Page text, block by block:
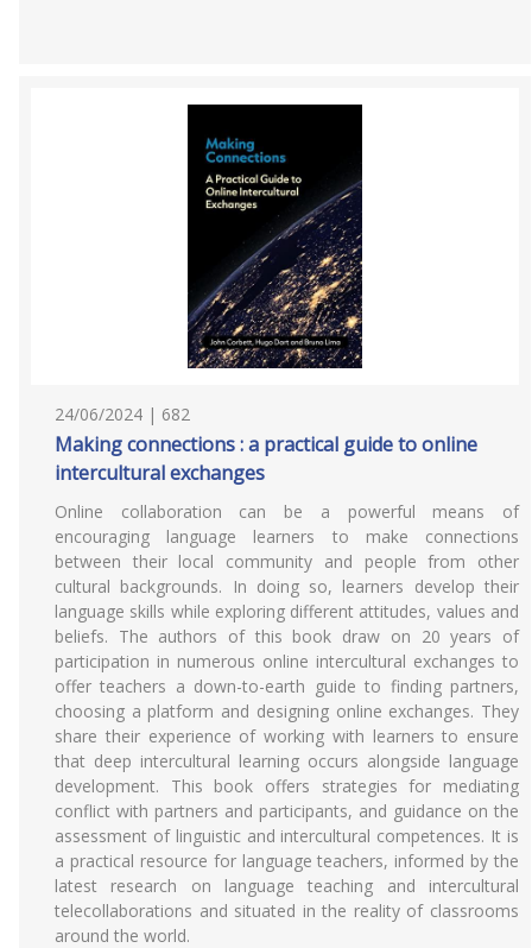
24/06/2024 | 682
Making connections : a practical guide to online
intercultural exchanges
Online collaboration can be a powerful means of
encouraging language learners to make connections
between their local community and people from other
cultural backgrounds. In doing so, learners develop their
language skills while exploring different attitudes, values and
beliefs. The authors of this book draw on 20 years of
participation in numerous online intercultural exchanges to
offer teachers a down-to-earth guide to finding partners,
choosing a platform and designing online exchanges. They
share their experience of working with learners to ensure
that deep intercultural learning occurs alongside language
development. This book offers strategies for mediating
conflict with partners and participants, and guidance on the
assessment of linguistic and intercultural competences. It is
a practical resource for language teachers, informed by the
latest research on language teaching and intercultural
telecollaborations and situated in the reality of classrooms
around the world.